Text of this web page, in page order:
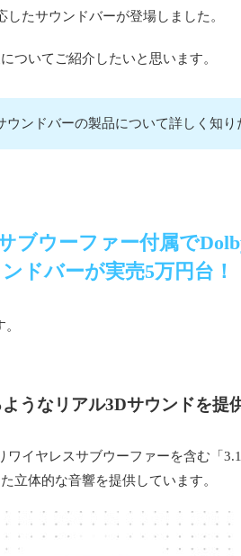
たサウンドバーが登場しました。
ついてご紹介したいと思います。
ウンドバーの製品について詳しく知り
ブウーファー付属で
ドバーが実売5万円台！
うなリアル3Dサウンドを提
イヤレスサブウーファーを含む「
立体的な音響を提供しています。